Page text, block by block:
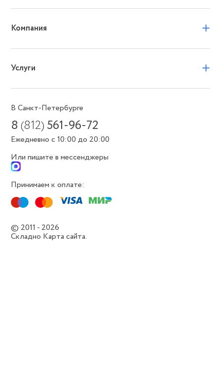
Компания +
Услуги +
В Санкт-Петербурге
8(812) 561-96-72
Ежедневно с 10:00 до 20:00
Или пишите в мессенджеры
Принимаем к оплате:
© 2011 - 2026
Складно Карта сайта.